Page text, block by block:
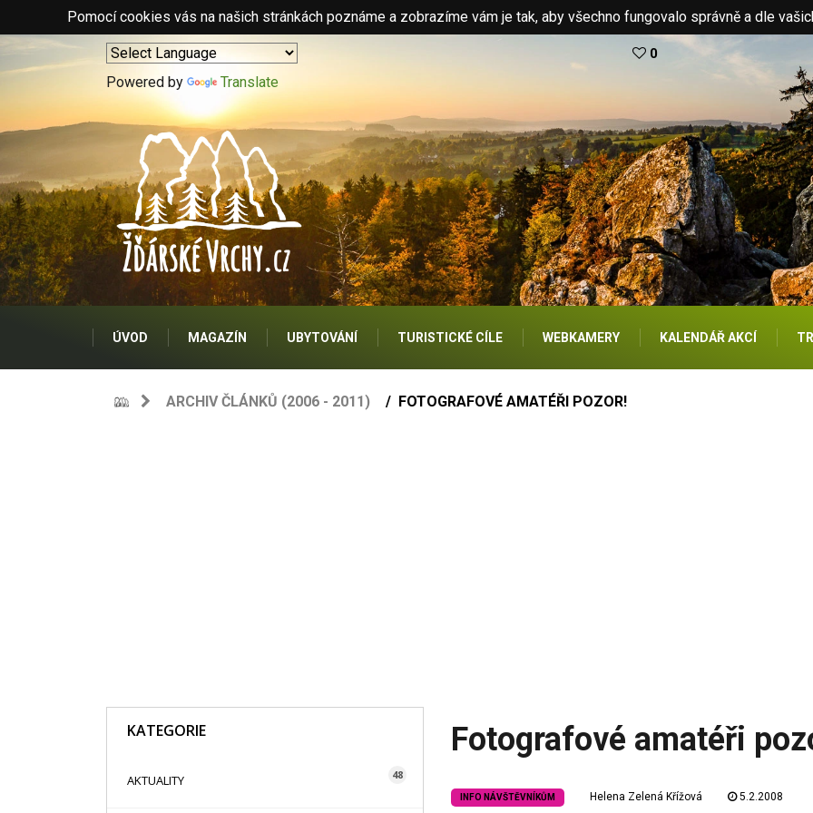
Pomocí cookies vás na našich stránkách poznáme a zobrazíme vám je tak, aby všechno fungovalo správně a dle
Powered by Translate
0
ÚVOD MAGAZÍN UBYTOVÁNÍ TURISTICKÉ CÍLE WEBKAMERY KALENDÁŘ AKCÍ
ARCHIV ČLÁNKŮ (2006 - 2011) FOTOGRAFOVÉ AMATÉŘI POZOR!
KATEGORIE
AKTUALITY 48
Fotografové amatéři
INFO NÁVŠTĚVNÍKŮM Helena Zelená Křížová 5.2.2008